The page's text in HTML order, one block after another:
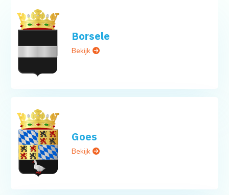
Borsele
Bekijk
Goes
Bekijk